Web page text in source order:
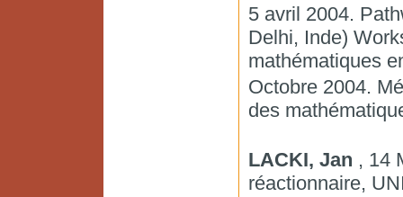
5 avril 2004.
Delhi, Inde)
mathématiques
Octobre 2004.
des
LACKI, Jan , 14
réactionnaire,